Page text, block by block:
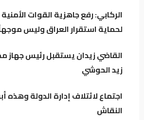
باحث سياسي: النظام في
بل يصنعها للبقاء
الركابي: رفع جاهزية القوات الأمنية
لحماية استقرار العراق وليس
القاضي زيدان يستقبل رئيس جهاز
زيد الحوشي
اجتماع لائتلاف إدارة الدولة وهذه
النقاش